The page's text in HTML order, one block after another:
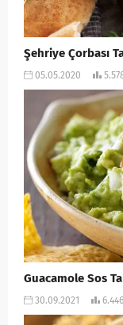
Şehriye Çorbası
05.05.2020
Guacamole Sos
30.09.2021 6.446